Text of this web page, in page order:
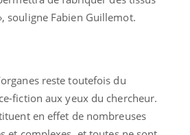
souligne Fabien Guillemot.
reste toutefois du
fiction aux yeux du chercheur.
en effet de nombreuses